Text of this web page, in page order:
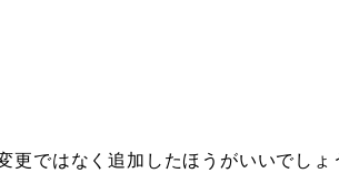
ではなく追加したほうがいいでしょ